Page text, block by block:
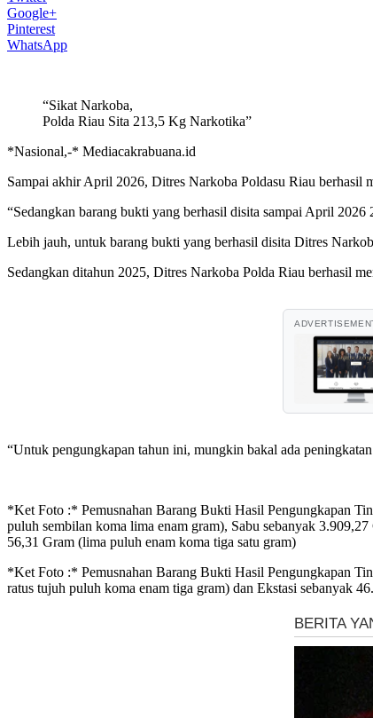
Google+
Pinterest
WhatsApp
“Sikat Narkoba,
Polda Riau Sita 213,5 Kg Narkotika”
*Nasional,-* Mediacakrabuana.id
Sampai akhir April 2026, Ditres Narkoba Poldasu Riau berhasil
“Sedangkan barang bukti yang berhasil disita sampai April
Lebih jauh, untuk barang bukti yang berhasil disita Ditres
Sedangkan ditahun 2025, Ditres Narkoba Polda Riau berhasil
“Untuk pengungkapan tahun ini, mungkin bakal ada
*Ket Foto :* Pemusnahan Barang Bukti Hasil Pengungkapan
puluh sembilan koma lima enam gram), Sabu sebanyak
56,31 Gram (lima puluh enam koma tiga satu gram)
*Ket Foto :* Pemusnahan Barang Bukti Hasil Pengungkapan
ratus tujuh puluh koma enam tiga gram) dan Ekstasi sebanyak